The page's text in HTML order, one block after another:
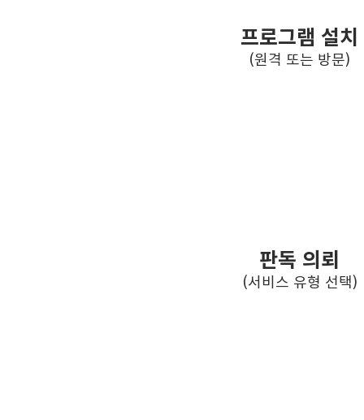
(원격 또는 방문)
프로그램 설치
(서비스 유형 선택)
판독 의뢰